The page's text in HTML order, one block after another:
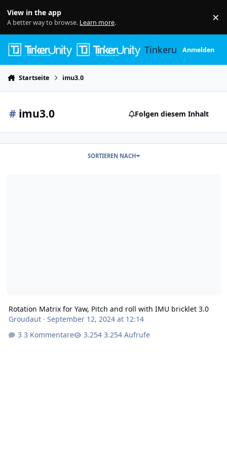
View in the app
A better way to browse. Learn more. ×
TinkerunityAnmelden
Startseite imu3.0
# imu3.0 Folgen diesem Inhalt
SORTIEREN NACH
Rotation Matrix for Yaw, Pitch and roll with IMU bricklet 3.0
Groudaut· September 12, 2024 at 12:14
3 Kommentare
3.254 Aufrufe